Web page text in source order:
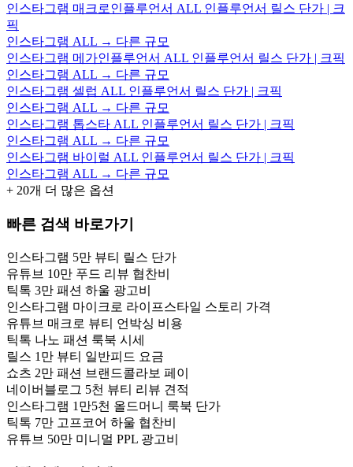
인스타그램 매크로인플루언서 ALL 인플루언서 릴스 단가 | 크
픽
인스타그램 ALL → 다른 규모
인스타그램 메가인플루언서 ALL 인플루언서 릴스 단가 | 크픽
인스타그램 ALL → 다른 규모
인스타그램 셀럽 ALL 인플루언서 릴스 단가 | 크픽
인스타그램 ALL → 다른 규모
인스타그램 톱스타 ALL 인플루언서 릴스 단가 | 크픽
인스타그램 ALL → 다른 규모
인스타그램 바이럴 ALL 인플루언서 릴스 단가 | 크픽
인스타그램 ALL → 다른 규모
+ 20개 더 많은 옵션
빠른 검색 바로가기
인스타그램 5만 뷰티 릴스 단가
유튜브 10만 푸드 리뷰 협찬비
틱톡 3만 패션 하울 광고비
인스타그램 마이크로 라이프스타일 스토리 가격
유튜브 매크로 뷰티 언박싱 비용
틱톡 나노 패션 룩북 시세
릴스 1만 뷰티 일반피드 요금
쇼츠 2만 패션 브랜드콜라보 페이
네이버블로그 5천 뷰티 리뷰 견적
인스타그램 1만5천 올드머니 룩북 단가
틱톡 7만 고프코어 하울 협찬비
유튜브 50만 미니멀 PPL 광고비